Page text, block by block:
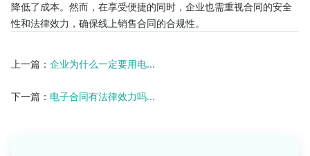
降低了成本。然而，在享受便捷的同时，企业也需重视合同的安全
性和法律效力，确保线上销售合同的合规性。
上一篇： 企业为什么一定要用电...
下一篇： 电子合同有法律效力吗...